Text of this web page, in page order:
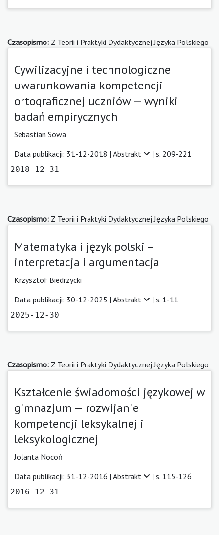
Czasopismo: Z Teorii i Praktyki Dydaktycznej Języka Polskiego
Cywilizacyjne i technologiczne
uwarunkowania kompetencji
ortograficznej uczniów — wyniki
badań empirycznych
Sebastian Sowa
Data publikacji: 31-12-2018 | Abstrakt | s. 209-221
2018-12-31
Czasopismo: Z Teorii i Praktyki Dydaktycznej Języka Polskiego
Matematyka i język polski –
interpretacja i argumentacja
Krzysztof Biedrzycki
Data publikacji: 30-12-2025 | Abstrakt | s. 1-11
2025-12-30
Czasopismo: Z Teorii i Praktyki Dydaktycznej Języka Polskiego
Kształcenie świadomości językowej w
gimnazjum — rozwijanie
kompetencji leksykalnej i
leksykologicznej
Jolanta Nocoń
Data publikacji: 31-12-2016 | Abstrakt | s. 115-126
2016-12-31